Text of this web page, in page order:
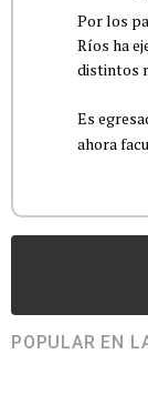
Por los
Ríos ha
distintos
Es
ahora
POPULAR EN